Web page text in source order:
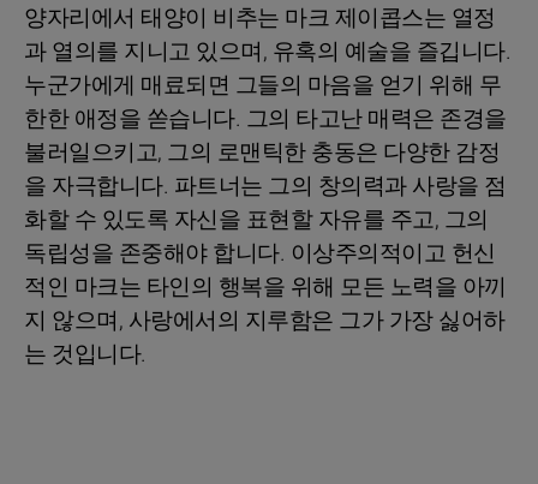
양자리에서 태양이 비추는 마크 제이콥스는 열정
과 열의를 지니고 있으며, 유혹의 예술을 즐깁니다.
누군가에게 매료되면 그들의 마음을 얻기 위해 무
한한 애정을 쏟습니다. 그의 타고난 매력은 존경을
불러일으키고, 그의 로맨틱한 충동은 다양한 감정
을 자극합니다. 파트너는 그의 창의력과 사랑을 점
화할 수 있도록 자신을 표현할 자유를 주고, 그의
독립성을 존중해야 합니다. 이상주의적이고 헌신
적인 마크는 타인의 행복을 위해 모든 노력을 아끼
지 않으며, 사랑에서의 지루함은 그가 가장 싫어하
는 것입니다.